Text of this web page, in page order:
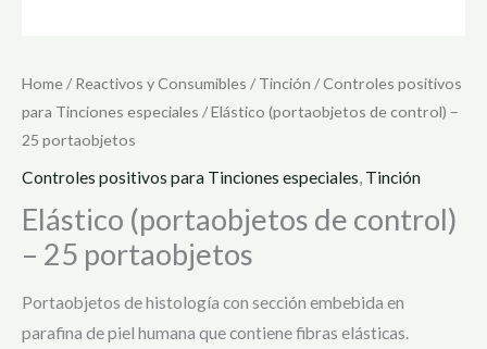
Home/Reactivos y Consumibles /Tinción /Controles positivos
para Tinciones especiales / Elástico (portaobjetos de control) –
25 portaobjetos
Controles positivos para Tinciones especiales, Tinción
Elástico (portaobjetos de control)
– 25 portaobjetos
Portaobjetos de histología con sección embebida en
parafina de piel humana que contiene fibras elásticas.